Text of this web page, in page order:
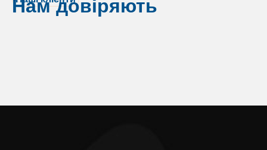
Нам довіряють